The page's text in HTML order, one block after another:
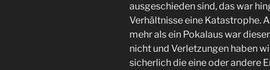
ausgeschieden sind, das war
Verhältnisse eine Katastrophe.
mehr als ein Pokalaus war
nicht und Verletzungen haben
sicherlich die eine oder andere